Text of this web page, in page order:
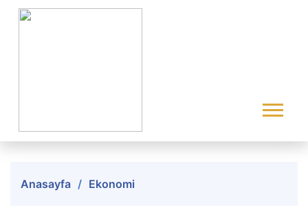
Anasayfa Ekonomi